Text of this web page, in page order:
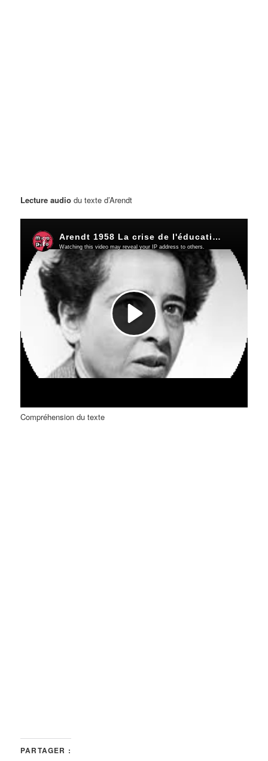
Lecture audiodu texte d’Arendt
Compréhension du texte
PARTAGER :